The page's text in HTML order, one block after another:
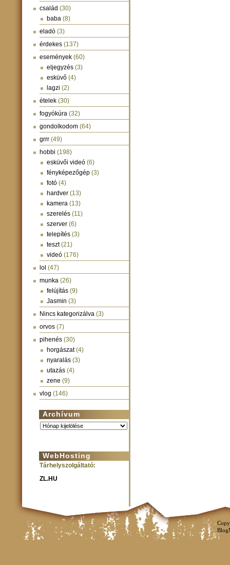
család (30)
baba (8)
eladó (3)
érdekes (137)
események (60)
eljegyzés (3)
esküvő (4)
lagzi (2)
ételek (30)
fogyókúra (32)
gondolkodom (64)
grrr (49)
hobbi (198)
esküvői videó (6)
fényképezőgép (3)
fotó (4)
hardver (13)
kamera (13)
szerelés (11)
szerver (6)
telepítés (3)
teszt(21)
videó (176)
lol (47)
munka (26)
felújítás (9)
Jasmin (3)
Nincs kategorizálva (3)
orvos (7)
pihenés (30)
horgászat(4)
nyaralás (3)
utazás (4)
zene (9)
vlog (146)
Archívum
Archívum
WebHosting
Tárhelyszolgáltató:
ZL.HU